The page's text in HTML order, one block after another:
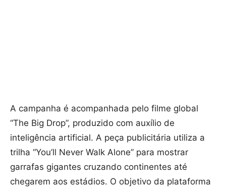
A campanha é acompanhada pelo filme global
“The Big Drop”, produzido com auxílio de
inteligência artificial. A peça publicitária utiliza a
trilha “You’ll Never Walk Alone” para mostrar
garrafas gigantes cruzando continentes até
chegarem aos estádios. O objetivo da plataforma